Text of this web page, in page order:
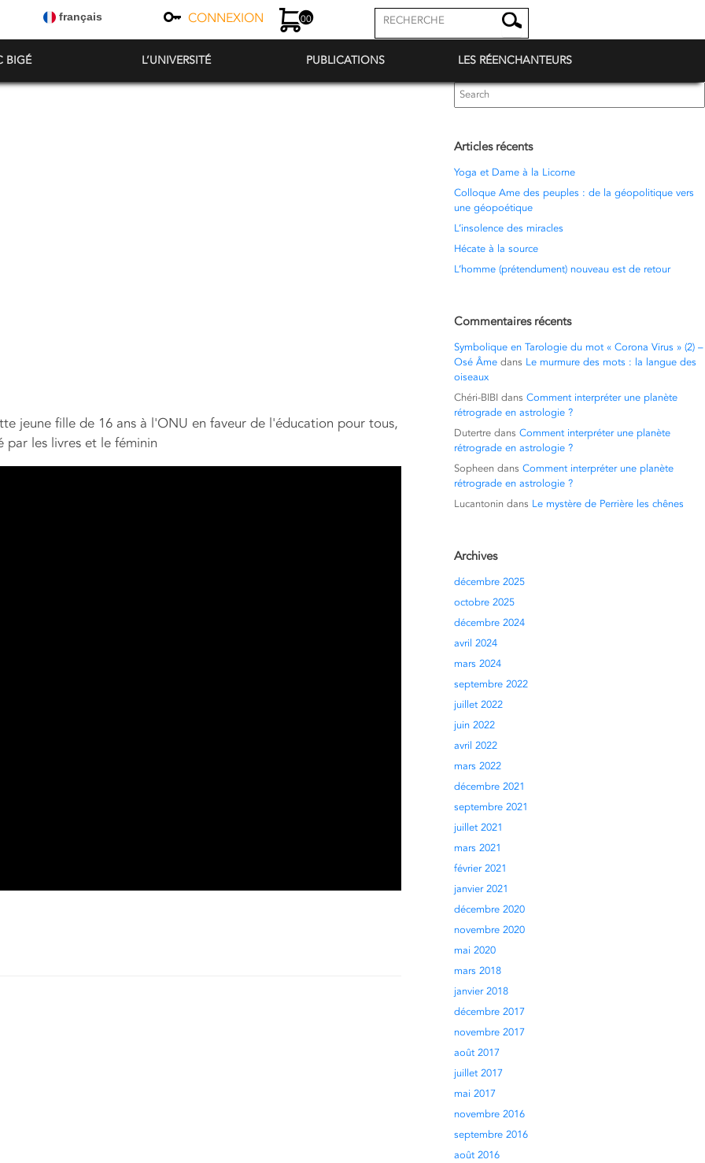
français CONNEXION 00
BIGÉ L’UNIVERSITÉ PUBLICATIONS LES RÉENCHANTEURS
jeune fille de 16 ans à l'ONU en faveur de l'éducation pour tous,
les livres et le féminin
Search
for:
Articles récents
Yoga et Dame à la Licorne
Colloque Ame des peuples : de la géopolitique vers
une géopoétique
L’insolence des miracles
Hécate à la source
L’homme (prétendument) nouveau est de retour
Commentaires récents
Symbolique en Tarologie du mot « Corona Virus » (2) –
Osé Âmedans Le murmure des mots : la langue des
oiseaux
Chéri-BIBIdans Comment interpréter une planète
rétrograde en astrologie ?
Dutertredans Comment interpréter une planète
rétrograde en astrologie ?
Sopheen dans Comment interpréter une planète
rétrograde en astrologie ?
Lucantonin dans Le mystère de Perrière les chênes
Archives
décembre 2025
octobre 2025
décembre 2024
avril 2024
mars 2024
septembre 2022
juillet 2022
juin 2022
avril 2022
mars 2022
décembre 2021
septembre 2021
juillet 2021
mars 2021
février 2021
janvier 2021
décembre 2020
novembre 2020
mai 2020
mars 2018
janvier 2018
décembre 2017
novembre 2017
août 2017
juillet 2017
mai 2017
novembre 2016
septembre 2016
août 2016